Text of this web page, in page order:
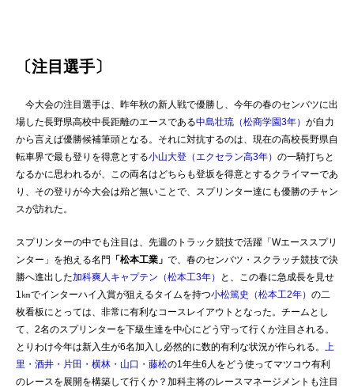
〔注目選手〕
今大会の注目選手は、昨年秋の新人戦で優勝し、今年の春のセンバツに出
場した長野県高校中長距離のエースである中島壮琉（松商学園3年） が自力
から言えば優勝候補筆頭となる。それに対抗するのは、現在の高校長野県自
転車界で最も登りを得意とする小山大登（エクセラン高3年） の一騎打ちと
なるかに思われるが、この両名はどちらも登坂を得意とするクライマーであ
り、その登りが今大会は殆ど無いことで、スプリンター達にも優勝のチャン
スが訪れた。
スプリンターの中でも注目は、先週のトラック競技で活躍「Wエーススプリ
ンター」を抱える名門 「松本工業」 で、春のセンバツ・スクラッチ競技で決
勝へ進出した加科爽人キャプテン（松本工3年）
と、この春に急成長を見せ
1㎞でインターハイ入賞が狙えるタイムを持つ小松篤史（松本工2年） の二
枚看板にとっては、非常に有利なコースレイアウトとなった。チームとし
て、2名のスプリンターを下級生達を中心にどう守って行くか注目される。
とりわけ今年は新入生が6名加入し必然的に数的有利な状況が作られる。 上
里・酒井・片田・横林・山口・藤松の1年生6人をどう使ってマツコウ有利
のレースを展開を構築して行くか？加科主将のレースマネージメントも注目